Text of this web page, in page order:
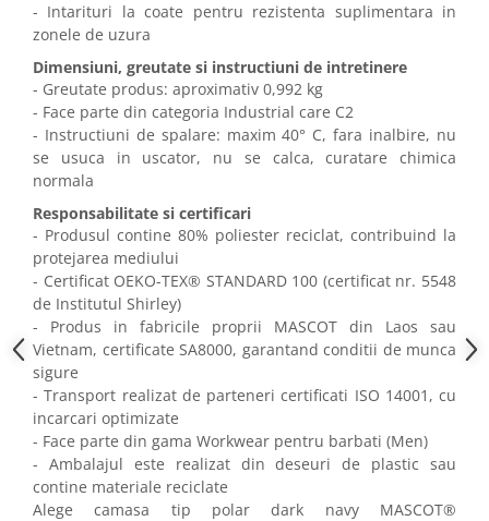
- Intarituri la coate pentru rezistenta suplimentara in
zonele de uzura
Dimensiuni, greutate si instructiuni de intretinere
- Greutate produs: aproximativ 0,992 kg
- Face parte din categoria Industrial care C2
- Instructiuni de spalare: maxim 40° C, fara inalbire, nu
se usuca in uscator, nu se calca, curatare chimica
normala
Responsabilitate si certificari
- Produsul contine 80% poliester reciclat, contribuind la
protejarea mediului
- Certificat OEKO-TEX® STANDARD 100 (certificat nr. 5548
de Institutul Shirley)
- Produs in fabricile proprii MASCOT din Laos sau
Vietnam, certificate SA8000, garantand conditii de munca
sigure
- Transport realizat de parteneri certificati ISO 14001, cu
incarcari optimizate
- Face parte din gama Workwear pentru barbati (Men)
- Ambalajul este realizat din deseuri de plastic sau
contine materiale reciclate
Alege camasa tip polar dark navy MASCOT®